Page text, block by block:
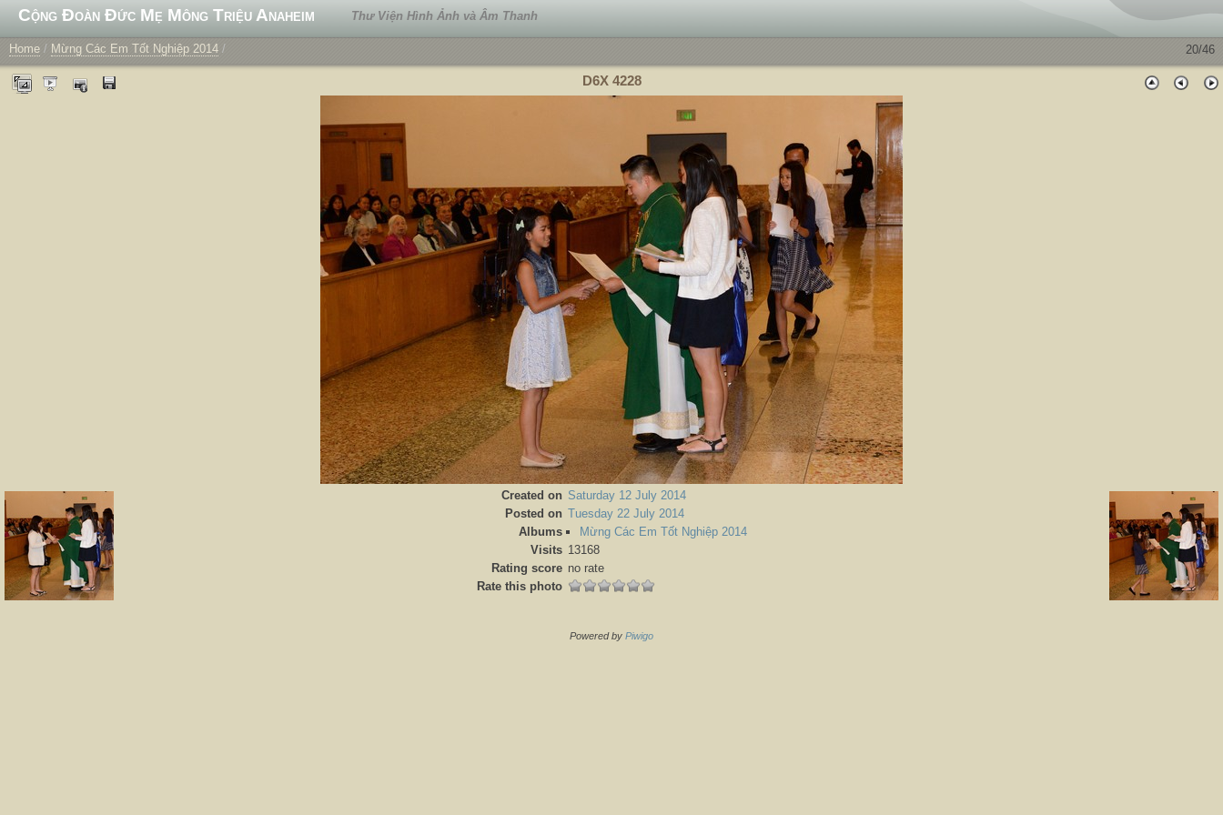
Cộng Đoàn Đức Mẹ Mông Triệu Anaheim Thư Viện Hình Ảnh và Âm Thanh
Home / Mừng Các Em Tốt Nghiệp 2014 /
D6X 4228
20/46
Created on Saturday 12 July 2014
Posted on Tuesday 22 July 2014
Albums
Mừng Các Em Tốt Nghiệp 2014
Visits 13168
Rating score no rate
Rate this photo
Powered by Piwigo